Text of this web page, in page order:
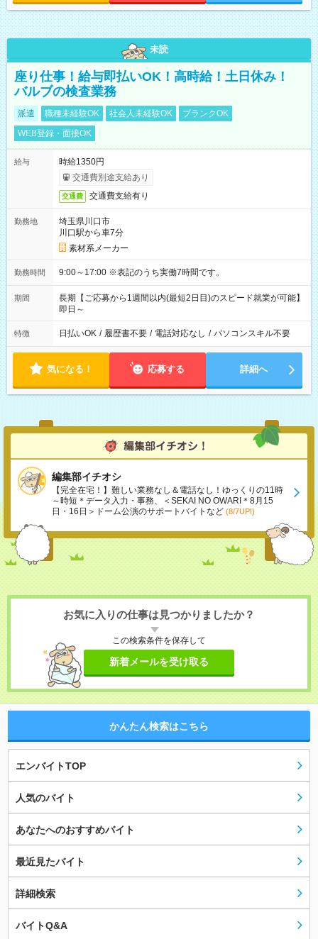
未読
座り仕事！給与即払いOK！高時給！土日休み！
バルブの検査業務
派遣 職種未経験OK 社会人未経験OK
ブランクOK
WEB登録・面接OK
給与
時給1350円
交通費別途支給あり
交通費 交通費支給有り
勤務地
埼玉県川口市
川口駅から車7分
素材系メーカー
勤務時間 9:00～17:00 ※表記のうち実働7時間です。
期間
長期【ご応募から1週間以内(最短2日目)のスピード就業が可能】
即日～
特徴 日払いOK / 履歴書不要 / 電話対応なし / パソコンスキル不要
気になる！ 応募する 詳細へ
編集部イチオシ
【完全在宅！】難しい業務なし＆電話なし！ゆっくりの11時
～時短＊データ入力・事務、＜SEKAI NO OWARI＊8月15
日・16日＞ドーム公演のサポートバイトなど (8/7UP!)
お気に入りの仕事は見つかりましたか？
この検索条件を保存して
新着メールを受け取る
かんたん検索はこちら
エンバイトTOP
人気のバイト
あなたへのおすすめバイト
最近見たバイト
詳細検索
バイトQ&A